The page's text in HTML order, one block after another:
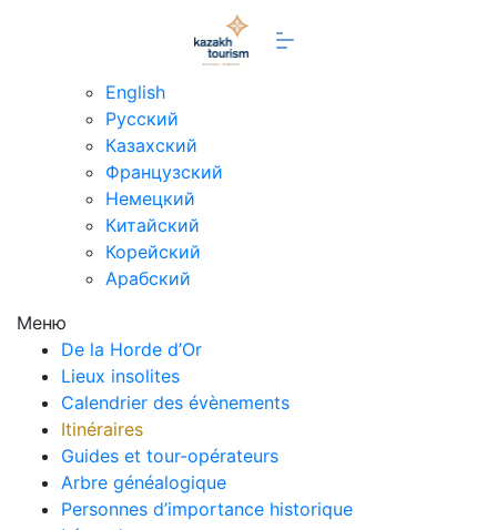
English
Русский
Казахский
Французский
Немецкий
Китайский
Корейский
Арабский
Меню
De la Horde d’Or
Lieux insolites
Calendrier des évènements
Itinéraires
Guides et tour-opérateurs
Arbre généalogique
Personnes d’importance historique